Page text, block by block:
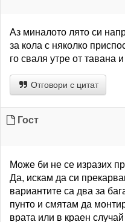
Аз миналото лято си
за кола с няколко
го сваля утре от тавана
Отговори с цитат
Гост
Може би не се изразих
Да, искам да си
вариантите са два за
пунто и смятам да
врата или в краен